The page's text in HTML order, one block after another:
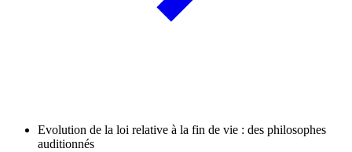
Evolution de la loi relative à la fin de vie : des philosophes
auditionnés